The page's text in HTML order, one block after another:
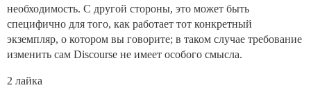
необходимость. С другой стороны, это может быть
специфично для того, как работает тот конкретный
экземпляр, о котором вы говорите; в таком случае требование
изменить сам Discourse не имеет особого смысла.
2 лайка